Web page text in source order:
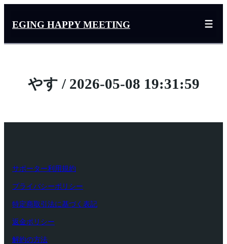
ス
EGING HAPPY MEETING
やす / 2026-05-08 19:31:59
サポーター利用規約
プライバシーポリシー
特定商取引法に基づく表記
返金ポリシー
解約の方法